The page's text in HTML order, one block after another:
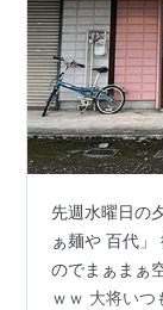
先週水曜日の
ぁ麺や 百代
のでまぁまぁ
ｗｗ 大将いつ